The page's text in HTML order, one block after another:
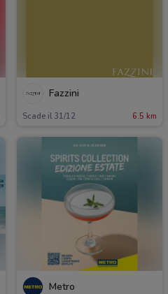
Fazzini
Scade il 31/12 6.5 km
Metro